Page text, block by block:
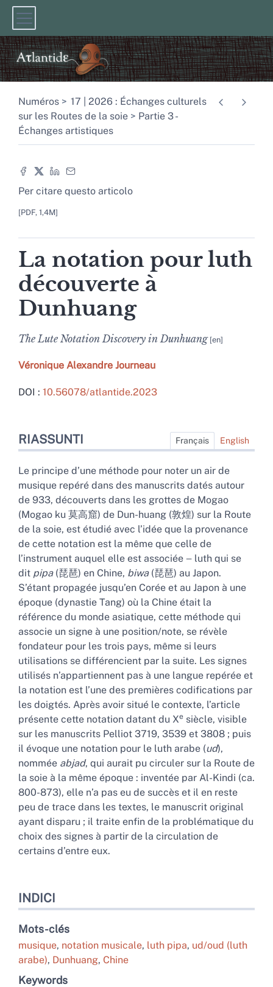
Numéros
17 | 2026 : Échanges culturels
sur les Routes de la soie
Partie 3 -
Échanges artistiques
Per citare questo articolo
[PDF, 1,4M]
La notation pour luth
découverte à
Dunhuang
The Lute Notation Discovery in Dunhuang
Véronique Alexandre Journeau
DOI : 10.56078/atlantide.2023
Indici
Struttura
Testo completo
Bibliografia
Note
Illustrazioni
Per citare questo articolo
Autore
RIASSUNTI Français English
Le principe d’une méthode pour noter un air de
musique repéré dans des manuscrits datés autour
de 933, découverts dans les grottes de Mogao
(Mogao ku 莫高窟) de Dun-huang (敦煌) sur la Route
de la soie, est étudié avec l’idée que la provenance
de cette notation est la même que celle de
l’instrument auquel elle est associée ‒ luth qui se
dit pipa(琵琶) en Chine, biwa(琵琶) au Japon.
S’étant propagée jusqu’en Corée et au Japon à une
époque (dynastie Tang) où la Chine était la
référence du monde asiatique, cette méthode qui
associe un signe à une position/note, se révèle
fondateur pour les trois pays, même si leurs
utilisations se différencient par la suite. Les signes
utilisés n’appartiennent pas à une langue repérée et
la notation est l’une des premières codifications par
les doigtés. Après avoir situé le contexte, l’article
présente cette notation datant du Xe siècle, visible
sur les manuscrits Pelliot 3719, 3539 et 3808 ; puis
il évoque une notation pour le luth arabe (ud),
nommée abjad, qui aurait pu circuler sur la Route de
la soie à la même époque : inventée par Al-Kindi (ca.
800-873), elle n’a pas eu de succès et il en reste
peu de trace dans les textes, le manuscrit original
ayant disparu ; il traite enfin de la problématique du
choix des signes à partir de la circulation de
certains d’entre eux.
INDICI
Mots-clés
musique, notation musicale, luth pipa, ud/oud (luth
arabe), Dunhuang, Chine
Keywords